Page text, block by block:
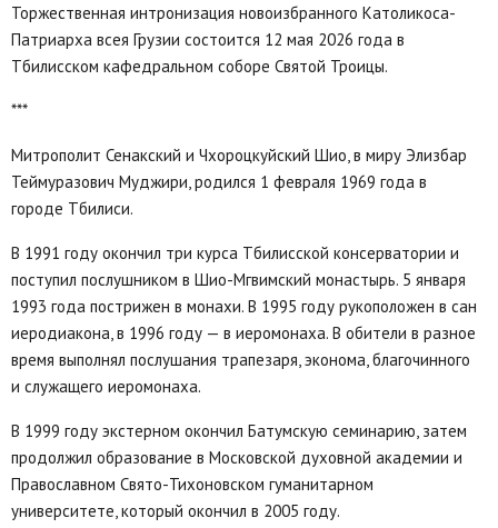
Торжественная интронизация новоизбранного Католикоса-
Патриарха всея Грузии состоится 12 мая 2026 года в
Тбилисском кафедральном соборе Святой Троицы.
***
Митрополит Сенакский и Чхороцкуйский Шио, в миру Элизбар
Теймуразович Муджири, родился 1 февраля 1969 года в
городе Тбилиси.
В 1991 году окончил три курса Тбилисской консерватории и
поступил послушником в Шио-Мгвимский монастырь. 5 января
1993 года пострижен в монахи. В 1995 году рукоположен в сан
иеродиакона, в 1996 году — в иеромонаха. В обители в разное
время выполнял послушания трапезаря, эконома, благочинного
и служащего иеромонаха.
В 1999 году экстерном окончил Батумскую семинарию, затем
продолжил образование в Московской духовной академии и
Православном Свято-Тихоновском гуманитарном
университете, который окончил в 2005 году.